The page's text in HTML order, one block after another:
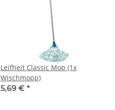
Leifheit Classic Mop (1x
Wischmopp)
5,69 € *